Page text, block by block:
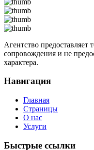
Агентство предоставляет
сопровождения и не
характера.
Навигация
Главная
Страницы
О нас
Услуги
Быстрые ссылки